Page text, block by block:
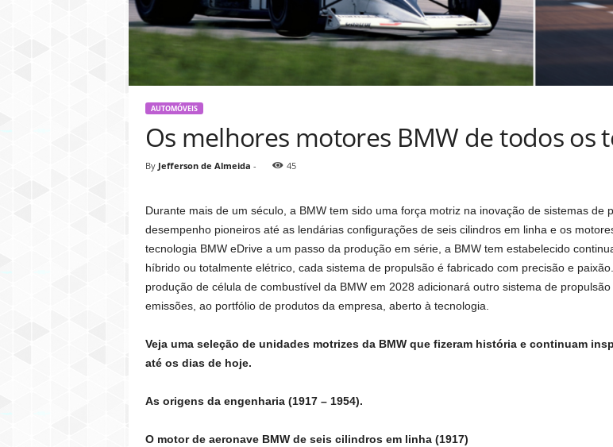
AUTOMÓVEIS
Os melhores motores BMW de todos os
By Jefferson de Almeida - 45
Durante mais de um século, a BMW tem sido uma força motriz na inovação de sistemas
desempenho pioneiros até as lendárias configurações de seis cilindros em linha e os
tecnologia BMW eDrive a um passo da produção em série, a BMW tem estabelecido
híbrido ou totalmente elétrico, cada sistema de propulsão é fabricado com precisão e
produção de célula de combustível da BMW em 2028 adicionará outro sistema de
emissões, ao portfólio de produtos da empresa, aberto à tecnologia.
Veja uma seleção de unidades motrizes da BMW que fizeram história e continuam
até os dias de hoje.
As origens da engenharia (1917 – 1954).
O motor de aeronave BMW de seis cilindros em linha (1917)